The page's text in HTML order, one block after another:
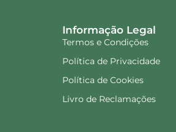
Informação Legal
Termos e Condições
Política de Privacidade
Política de Cookies
Livro de Reclamações